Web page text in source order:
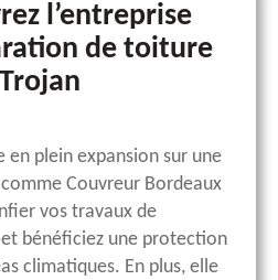
l’entreprise
de toiture
en plein expansion sur une
Couvreur Bordeaux
vos travaux de
bénéficiez une protection
climatiques. En plus, elle